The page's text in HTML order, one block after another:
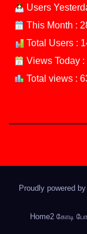
Users
This Month :
Total Users :
Views Today :
Total views :
Proudly powered
Home2 கோடி